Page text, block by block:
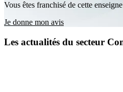
Vous êtes franchisé de cette
Je donne mon avis
Les actualités du secteur